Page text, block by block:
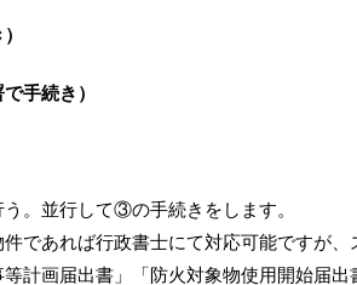
手続き）
。並行して③の手続きをします。
であれば行政書士にて対応可能ですが、
計画届出書」「防火対象物使用開始届出